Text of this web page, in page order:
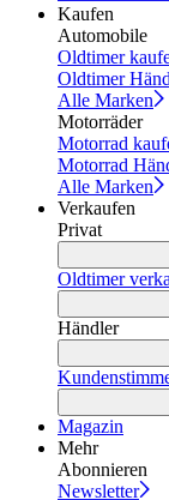
Kaufen
Automobile
Oldtimer
Oldtimer
Alle Marken
Motorräder
Motorrad
Motorrad
Alle Marken
Verkaufen
Privat
Oldtimer
Händler
Magazin
Mehr
Abonnieren
Newsletter